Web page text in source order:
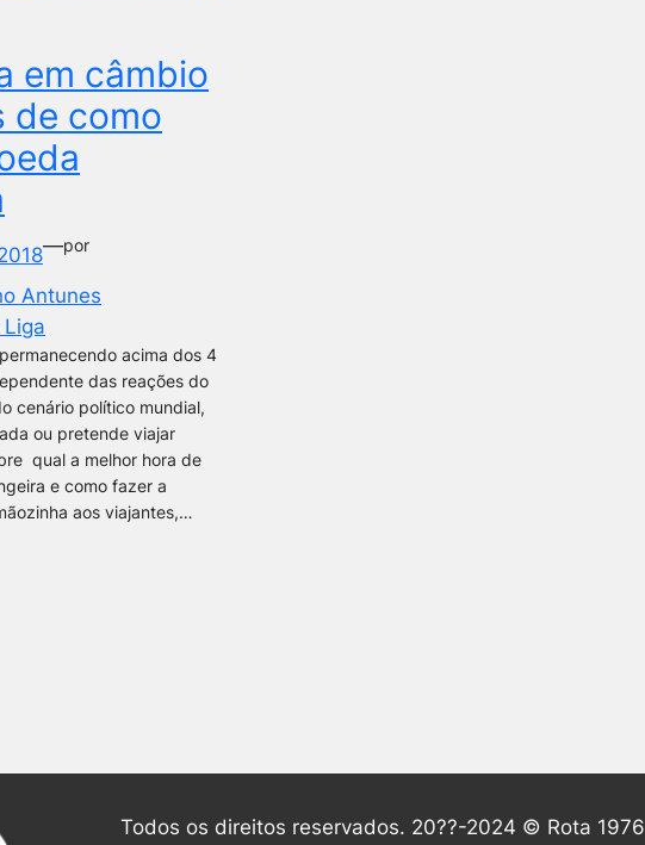
em câmbio
de como
—por
Antunes
Liga
acima dos 4
das reações do
cenário político mundial,
ou pretende viajar
qual a melhor hora de
e como fazer a
aos viajantes,…
Todos os direitos reservados. 20??-2024 © Rota